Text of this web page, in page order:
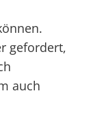
gefordert,
auch